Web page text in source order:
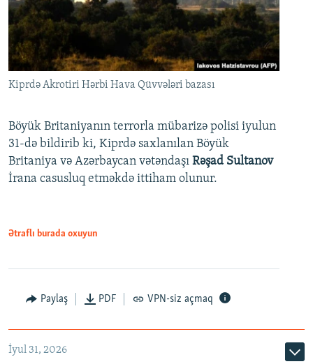
Kiprdə Akrotiri Hərbi Hava Qüvvələri bazası
Böyük Britaniyanın terrorla mübarizə polisi iyulun
31-də bildirib ki, Kiprdə saxlanılan Böyük
Britaniya və Azərbaycan vətəndaşı Rəşad Sultanov
İrana casusluq etməkdə ittiham olunur.
Ətraflı burada oxuyun
Paylaş PDF VPN-siz açmaq
İyul 31, 2026